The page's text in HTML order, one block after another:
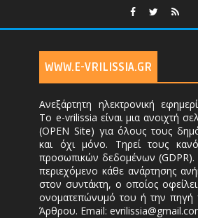
WWW.E-VRILISSIA.GR
Ανεξάρτητη ηλεκτρονική
Το e-vrilissia είναι μια ανοιχτή
(OPEN Site) για όλους τους
και όχι μόνο. Τηρεί τους
προσωπικών δεδομένων (GDPR).
περιεχόμενο κάθε ανάρτησης
στον συντάκτη, ο οποίος
ονοματεπώνυμό του ή την πηγή
Άρθρου. Email: